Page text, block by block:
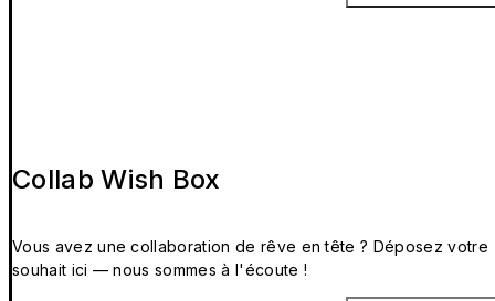
Collab Wish Box
Vous avez une collaboration de rêve en tête ? Déposez votre
souhait ici — nous sommes à l'écoute !